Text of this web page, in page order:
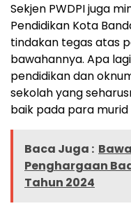
Sekjen PWDPI juga
Pendidikan Kota
tindakan tegas atas
bawahannya. Apa
pendidikan dan
sekolah yang
baik pada para
Baca Juga :
Penghargaan
Tahun 2024